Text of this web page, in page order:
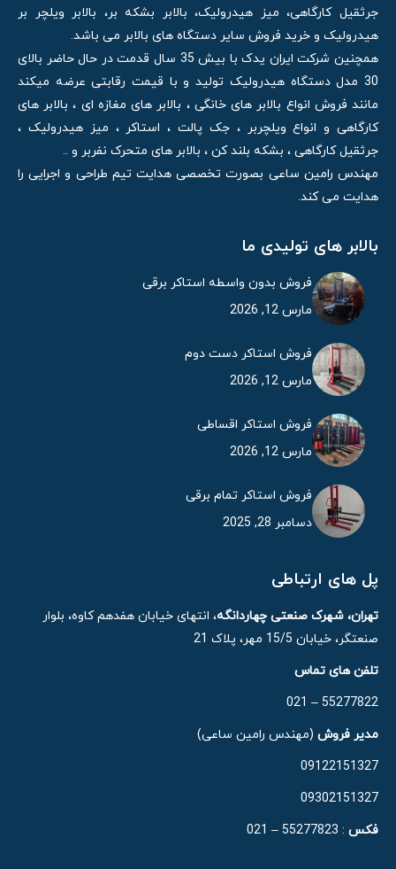
جرثقیل کارگاهی، میز هیدرولیک، بالابر بشکه بر، بالابر ویلچر بر
هیدرولیک و خرید فروش سایر دستگاه های بالابر می باشد.
همچنین شرکت ایران یدک با بیش 35 سال قدمت در حال حاضر بالای
30 مدل دستگاه هیدرولیک تولید و با قیمت رقابتی عرضه میکند
مانند فروش انواع بالابر های خانگی ، بالابر های مغازه ای ، بالابر های
کارگاهی و انواع ویلچربر ، جک پالت ، استاکر ، میز هیدرولیک ،
جرثقیل کارگاهی ، بشکه بلند کن ، بالابر های متحرک نفربر و ..
مهندس رامین ساعی بصورت تخصصی هدایت تیم طراحی و اجرایی را
هدایت می کند.
بالابر های تولیدی ما
فروش بدون واسطه استاکر برقی
مارس 12, 2026
فروش استاکر دست دوم
مارس 12, 2026
فروش استاکر اقساطی
مارس 12, 2026
فروش استاکر تمام برقی
دسامبر 28, 2025
پل های ارتباطی
تهران، شهرک صنعتی چهاردانگه، انتهای خیابان هفدهم کاوه، بلوار
صنعتگر، خیابان 15/5 مهر، پلاک 21
تلفن های تماس
55277822 – 021
مدیر فروش (مهندس رامین ساعی)
09122151327
09302151327
فکس : 55277823 – 021